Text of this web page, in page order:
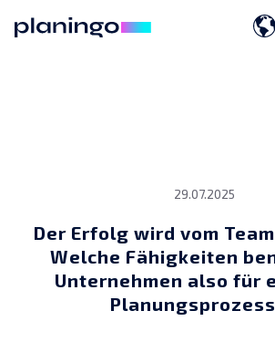
29.07.2025
Der Erfolg wird vom
Welche Fähigkeiten
Unternehmen also für